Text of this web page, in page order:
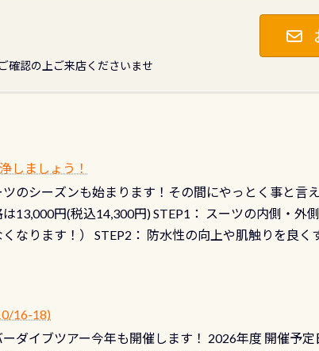
確認の上ご来店くださいませ
しましょう！
のシーズンも始まります！その間にやっとく事と言
13,000円(税込14,300円) STEP1： スーツの内側・外
なります！） STEP2： 防水性の向上や肌触りを良く
始めてから水漏れする…ってのは避けましょう！実
、ドライスーツクリーニングの際に行うのですが、
16-18)
ダイブツアー今年も開催します！ 2026年度 開催予